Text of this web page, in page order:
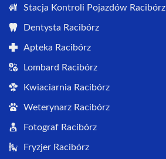
Stacja Kontroli Pojazdów Racibórz
Dentysta Racibórz
Apteka Racibórz
Lombard Racibórz
Kwiaciarnia Racibórz
Weterynarz Racibórz
Fotograf Racibórz
Fryzjer Racibórz